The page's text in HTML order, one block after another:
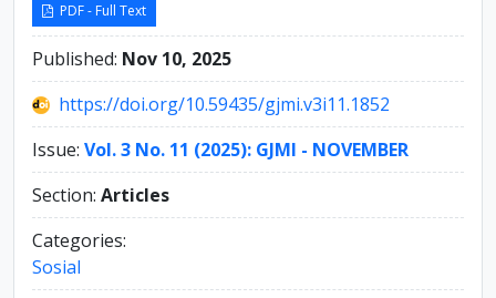
PDF - Full Text
Published: Nov 10, 2025
https://doi.org/10.59435/gjmi.v3i11.1852
Issue: Vol. 3 No. 11 (2025): GJMI - NOVEMBER
Section: Articles
Categories:
Sosial